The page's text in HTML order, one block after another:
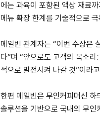
에는 과육이 포함된 액상 재료
메뉴 확장 한계를 기술적으로
메일빈 관계자는 “이번 수상은
다”며 “앞으로도 고객의 목소
적으로 발전시켜 나갈 것”이라
한편 메일빈은 무인커피머신
솔루션을 기반으로 국내외 무